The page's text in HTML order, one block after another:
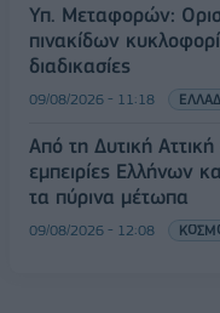
Υπ. Μεταφορών:
πινακίδων
διαδικασίες
09/08/2026 - 11:18
Από τη Δυτική
εμπειρίες Ελλήνων
τα πύρινα μέτωπα
09/08/2026 - 12:08